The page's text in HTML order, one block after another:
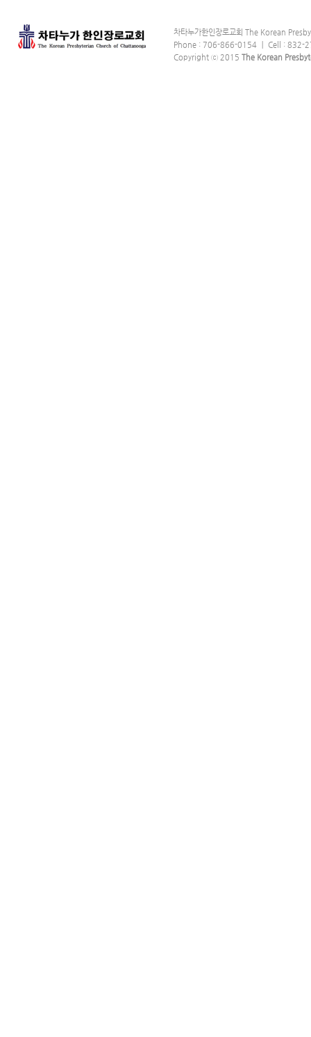
차타누가한인장로교회 The Korean
Phone : 706-866-0154 ｜ Cell : 832-
Copyright ⓒ 2015 The Korean